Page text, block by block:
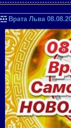
Врата Льва